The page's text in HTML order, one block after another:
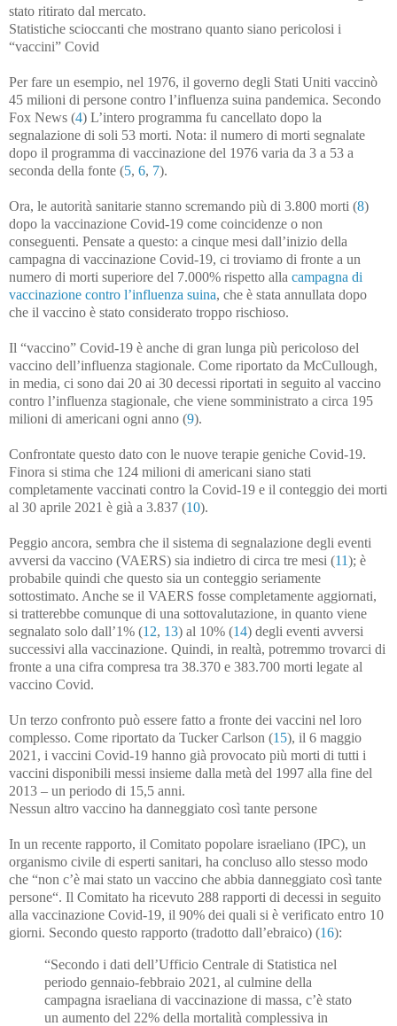
stato ritirato dal mercato.
Statistiche scioccanti che mostrano quanto siano pericolosi i
“vaccini” Covid
Per fare un esempio, nel 1976, il governo degli Stati Uniti vaccinò
45 milioni di persone contro l’influenza suina pandemica. Secondo
Fox News (4) L’intero programma fu cancellato dopo la
segnalazione di soli 53 morti. Nota: il numero di morti segnalate
dopo il programma di vaccinazione del 1976 varia da 3 a 53 a
seconda della fonte (5, 6, 7).
Ora, le autorità sanitarie stanno scremando più di 3.800 morti (8)
dopo la vaccinazione Covid-19 come coincidenze o non
conseguenti. Pensate a questo: a cinque mesi dall’inizio della
campagna di vaccinazione Covid-19, ci troviamo di fronte a un
numero di morti superiore del 7.000% rispetto alla campagna di
vaccinazione contro l’influenza suina, che è stata annullata dopo
che il vaccino è stato considerato troppo rischioso.
Il “vaccino” Covid-19 è anche di gran lunga più pericoloso del
vaccino dell’influenza stagionale. Come riportato da McCullough,
in media, ci sono dai 20 ai 30 decessi riportati in seguito al vaccino
contro l’influenza stagionale, che viene somministrato a circa 195
milioni di americani ogni anno (9).
Confrontate questo dato con le nuove terapie geniche Covid-19.
Finora si stima che 124 milioni di americani siano stati
completamente vaccinati contro la Covid-19 e il conteggio dei morti
al 30 aprile 2021 è già a 3.837 (10).
Peggio ancora, sembra che il sistema di segnalazione degli eventi
avversi da vaccino (VAERS) sia indietro di circa tre mesi (11); è
probabile quindi che questo sia un conteggio seriamente
sottostimato. Anche se il VAERS fosse completamente aggiornati,
si tratterebbe comunque di una sottovalutazione, in quanto viene
segnalato solo dall’1% (12, 13) al 10% (14) degli eventi avversi
successivi alla vaccinazione. Quindi, in realtà, potremmo trovarci di
fronte a una cifra compresa tra 38.370 e 383.700 morti legate al
vaccino Covid.
Un terzo confronto può essere fatto a fronte dei vaccini nel loro
complesso. Come riportato da Tucker Carlson (15), il 6 maggio
2021, i vaccini Covid-19 hanno già provocato più morti di tutti i
vaccini disponibili messi insieme dalla metà del 1997 alla fine del
2013 – un periodo di 15,5 anni.
Nessun altro vaccino ha danneggiato così tante persone
In un recente rapporto, il Comitato popolare israeliano (IPC), un
organismo civile di esperti sanitari, ha concluso allo stesso modo
che “non c’è mai stato un vaccino che abbia danneggiato così tante
persone“. Il Comitato ha ricevuto 288 rapporti di decessi in seguito
alla vaccinazione Covid-19, il 90% dei quali si è verificato entro 10
giorni. Secondo questo rapporto (tradotto dall’ebraico) (16):
“Secondo i dati dell’Ufficio Centrale di Statistica nel
periodo gennaio-febbraio 2021, al culmine della
campagna israeliana di vaccinazione di massa, c’è stato
un aumento del 22% della mortalità complessiva in